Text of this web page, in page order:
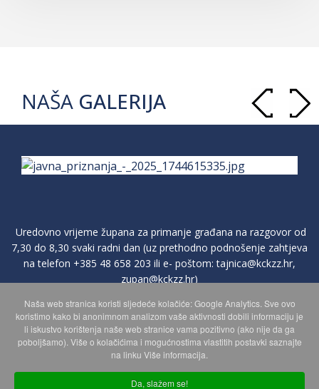
NAŠA GALERIJA
Uredovno vrijeme župana za primanje građana na razgovor od
7,30 do 8,30 svaki radni dan (uz prethodno podnošenje zahtjeva
na telefon +385 48 658 203 ili e- poštom:tajnica@kckzz.hr,
zupan@kckzz.hr)
POLITIKA ZAŠTITE PRIVATNOSTI OSOBNIH PODATAKA
MAPA WEBA
Naša web stranica koristi sljedeće kolačiće: Google Analytics. Sve ovo
koristimo kako bi anonimnom analizom vaše aktivnosti dobili informaciju je
li iskustvo korištenja naše web stranice vama pozitivno (ako nije da ga
poboljšamo). Više o kolačićima i mogućnostima vlastitih postavki saznajte
na linku Više informacija.
Da, slažem se!